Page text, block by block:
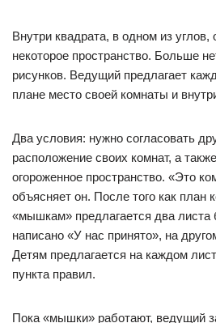
Внутри квадрата, в одном из углов,
некоторое пространство. Больше
рисунков. Ведущий предлагает
плане место своей комнаты и
Два условия: нужно согласовать
расположение своих комнат, а
огороженное пространство. «Это
объясняет он. После того как план
«мышкам» предлагается два листа
написано «У нас принято», на
Детям предлагается на каждом
пункта правил.
Пока «мышки» работают, ведущий